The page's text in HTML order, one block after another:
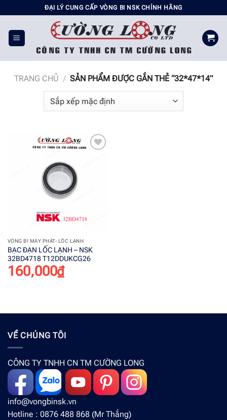
đến
nội
dung
ĐẠI LÝ CUNG CẤP VÒNG BI NSK CHÍNH HÃNG
TRANG CHỦ / SẢN PHẨM ĐƯỢC GẮN THẺ “32*47*14”
VÒNG BI MÁY PHÁT- LỐC LẠNH
BẠC ĐẠN LỐC LẠNH – NSK
32BD4718 T12DDUKCG26
160,000₫
VỀ CHÚNG TÔI
CÔNG TY TNHH CN TM CƯỜNG LONG
info@vongbinsk.vn
Hotline : 0876 488 868 (Mr Thắng)